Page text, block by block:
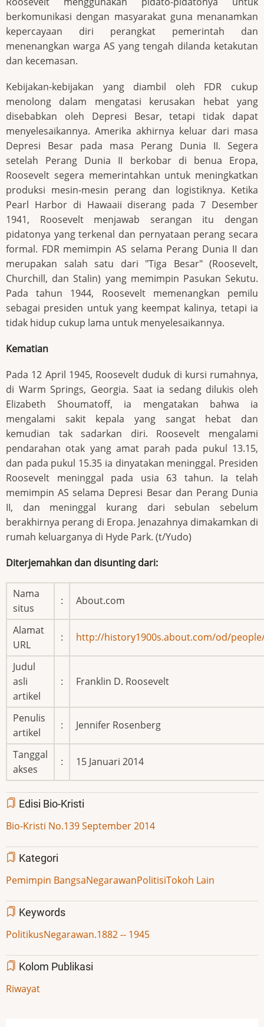
berkomunikasi dengan masyarakat guna menanamkan
kepercayaan diri perangkat pemerintah dan
menenangkan warga AS yang tengah dilanda ketakutan
dan kecemasan.
Kebijakan-kebijakan yang diambil oleh FDR cukup
menolong dalam mengatasi kerusakan hebat yang
disebabkan oleh Depresi Besar, tetapi tidak dapat
menyelesaikannya. Amerika akhirnya keluar dari masa
Depresi Besar pada masa Perang Dunia II. Segera
setelah Perang Dunia II berkobar di benua Eropa,
Roosevelt segera memerintahkan untuk meningkatkan
produksi mesin-mesin perang dan logistiknya. Ketika
Pearl Harbor di Hawaaii diserang pada 7 Desember
1941, Roosevelt menjawab serangan itu dengan
pidatonya yang terkenal dan pernyataan perang secara
formal. FDR memimpin AS selama Perang Dunia II dan
merupakan salah satu dari "Tiga Besar" (Roosevelt,
Churchill, dan Stalin) yang memimpin Pasukan Sekutu.
Pada tahun 1944, Roosevelt memenangkan pemilu
sebagai presiden untuk yang keempat kalinya, tetapi ia
tidak hidup cukup lama untuk menyelesaikannya.
Kematian
Pada 12 April 1945, Roosevelt duduk di kursi rumahnya,
di Warm Springs, Georgia. Saat ia sedang dilukis oleh
Elizabeth Shoumatoff, ia mengatakan bahwa ia
mengalami sakit kepala yang sangat hebat dan
kemudian tak sadarkan diri. Roosevelt mengalami
pendarahan otak yang amat parah pada pukul 13.15,
dan pada pukul 15.35 ia dinyatakan meninggal. Presiden
Roosevelt meninggal pada usia 63 tahun. Ia telah
memimpin AS selama Depresi Besar dan Perang Dunia
II, dan meninggal kurang dari sebulan sebelum
berakhirnya perang di Eropa. Jenazahnya dimakamkan di
rumah keluarganya di Hyde Park. (t/Yudo)
Diterjemahkan dan disunting dari:
Nama
situs
: About.com
Alamat
URL
: http://history1900s.about.com/od/
Judul
asli
artikel
: Franklin D. Roosevelt
Penulis
artikel
: Jennifer Rosenberg
Tanggal
akses
: 15 Januari 2014
Edisi Bio-Kristi
Bio-Kristi No.139 September 2014
Kategori
Pemimpin BangsaNegarawanPolitisiTokoh Lain
Keywords
PolitikusNegarawan.1882 -- 1945
Kolom Publikasi
Riwayat